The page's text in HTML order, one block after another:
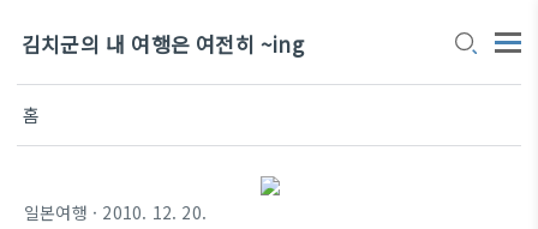
김치군의 내 여행은 여전히 ~ing
홈
일본여행 · 2010. 12. 20.